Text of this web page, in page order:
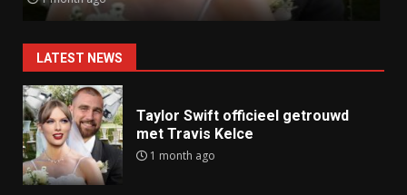
LATEST NEWS
Taylor Swift officieel getrouwd
met Travis Kelce
1 month ago